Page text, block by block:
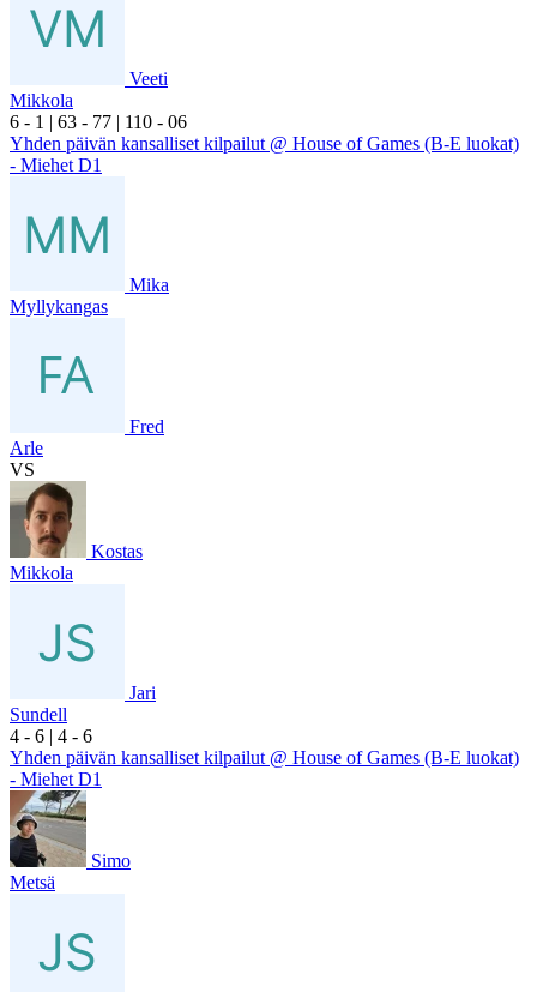
Veeti
Mikkola
6 - 1 | 63 - 77 | 110 - 06
Yhden päivän kansalliset kilpailut @ House of Games (B-E luokat)
- Miehet D1
Mika
Myllykangas
Fred
Arle
VS
Kostas
Mikkola
Jari
Sundell
4 - 6 | 4 - 6
Yhden päivän kansalliset kilpailut @ House of Games (B-E luokat)
- Miehet D1
Simo
Metsä